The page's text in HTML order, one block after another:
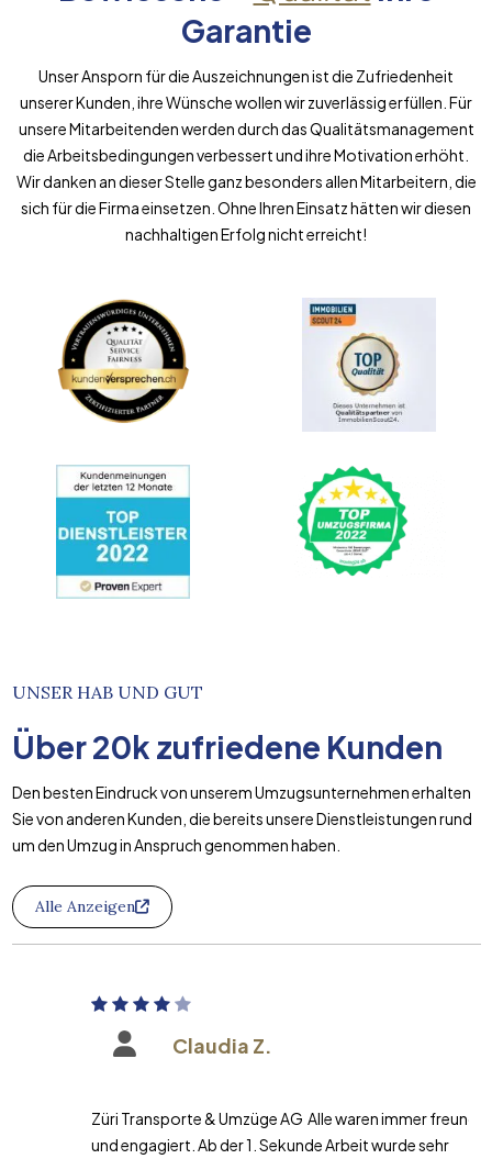
Garantie
Unser Ansporn für die Auszeichnungen ist die Zufriedenheit
unserer Kunden, ihre Wünsche wollen wir zuverlässig erfüllen. Für
unsere Mitarbeitenden werden durch das Qualitätsmanagement
die Arbeitsbedingungen verbessert und ihre Motivation erhöht.
Wir danken an dieser Stelle ganz besonders allen Mitarbeitern, die
sich für die Firma einsetzen. Ohne Ihren Einsatz hätten wir diesen
nachhaltigen Erfolg nicht erreicht!
UNSER HAB UND GUT
Über20k zufriedene Kunden
Den besten Eindruck von unserem Umzugsunternehmen erhalten
Sie von anderen Kunden, die bereits unsere Dienstleistungen rund
um den Umzug in Anspruch genommen haben.
Alle Anzeigen
Claudia Z.
Züri Transporte & Umzüge AG Alle waren immer freundlich
und engagiert. Ab der 1. Sekunde Arbeit wurde sehr